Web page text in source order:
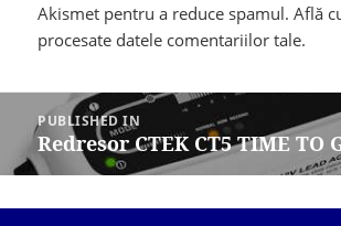
Akismet pentru a reduce spamul.Află
procesate datele comentariilor tale.
Navigare
articole
PUBLISHED IN
Redresor CTEK CT5 TIME TO